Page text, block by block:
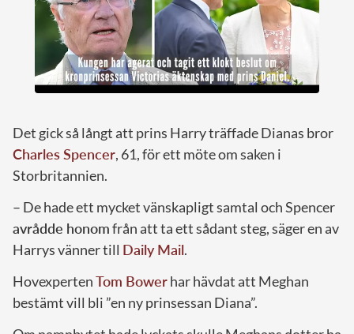
Det gick så långt att prins Harry träffade Dianas bror
Charles Spencer, 61, för ett möte om saken i
Storbritannien.
– De hade ett mycket vänskapligt samtal och Spencer
avrådde honomfrån att ta ett sådant steg, säger en av
Harrys vänner till Daily Mail.
HovexpertenTom Bowerhar hävdat att Meghan
bestämt vill bli ”en ny prinsessan Diana”.